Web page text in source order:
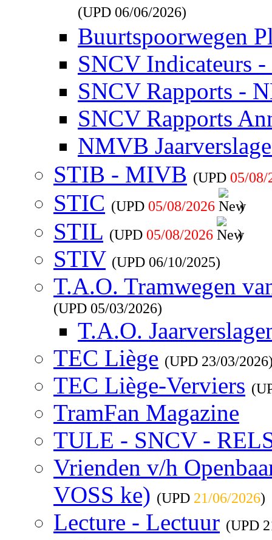
(UPD 06/06/2026)
Buurtspoorwegen
SNCV Indicateurs
SNCV Rapports -
SNCV Rapports
NMVB
STIB - MIVB (UPD 05/08/
STIC (UPD 05/08/2026 )
STIL (UPD 05/08/2026 )
STIV (UPD 06/10/2025)
T.A.O. Tramwegen
(UPD 05/03/2026)
T.A.O.
TEC Liège (UPD 23/03/2026
TEC Liège-Verviers
TramFan Magazine
TULE - SNCV -
Vrienden v/h
VOSS ke) (UPD 21/06/2026)
Lecture - Lectuur (UPD